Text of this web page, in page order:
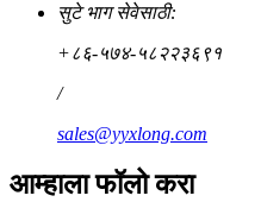
सुटे भाग सेवेसाठी:
+८६-५७४-५८२२३६९१
/
sales@yyxlong.com
आम्हाला फॉलो करा